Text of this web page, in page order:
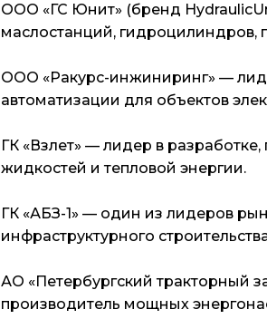
ООО «ГС Юнит» (бренд
маслостанций, гидроцилиндров,
ООО «Ракурс-инжиниринг» —
автоматизации для объектов
ГК «Взлет» — лидер в
жидкостей и тепловой энергии.
ГК «АБЗ-1» — один из лидеров
инфраструктурного
АО «Петербургский тракторный
производитель мощных